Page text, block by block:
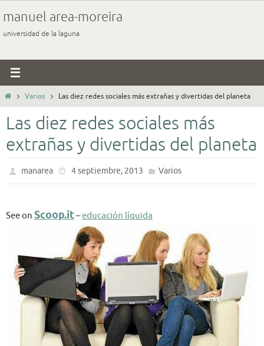
al
contenido
manuel area-moreira
universidad de la laguna
InicioVarios Las diez redes sociales más extrañas y divertidas del planeta
Las diez redes sociales más
extrañas y divertidas del planeta
manarea 4 septiembre, 2013 Varios
See on Scoop.it–educación líquida